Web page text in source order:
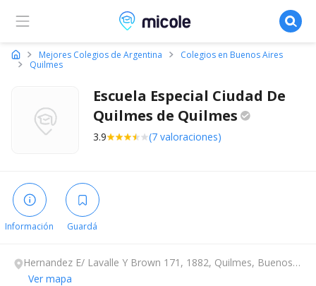
Micole, buscador de colegios
Mejores Colegios de Argentina
Colegios en Buenos Aires
Quilmes
Escuela Especial Ciudad De
Quilmes de Quilmes
3.9 (7 valoraciones)
Información Guardá
Hernandez E/ Lavalle Y Brown 171, 1882, Quilmes, Buenos
Aires.
Ver mapa